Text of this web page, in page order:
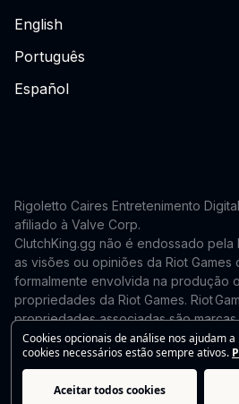
Cookies opcionais de análise nos ajudam
cookies necessários estão sempre ativos.
Aceitar todos cookies
English
Português
Español
Rigoletto Caires Entretenimento
afiliado à Valve Corp.
ClutchKing.gg não é endossado pela
as visões ou opiniões da Riot
formalmente envolvida na produção
propriedades da Riot Games. Riot
propriedades associadas são
Riot Games, Inc. Este site é
nem afiliado à Riot Games. Para
correção, entre em contato: